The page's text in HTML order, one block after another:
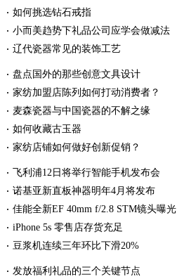
如何挑选钻石戒指
小而美趋势下礼品公司应学会做减法
辽代瓷器常见的装饰工艺
盘点国外的那些创意文具设计
家纺加盟店陈列如何打动消费者？
麦森瓷器与中国瓷器的不解之缘
如何收藏古玉器
家纺店铺如何做好创新促销？
飞利浦12日将举行智能手机发布会
诺基亚新直板神器明年4月将发布
佳能全新EF 40mm f/2.8 STM镜头曝光
iPhone 5s 零售店存货充足
豆浆机连续三年环比下滑20%
发放福利礼品的三个关键节点